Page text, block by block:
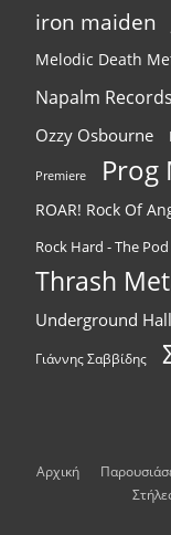
iron maiden
Melodic Death
Napalm Records
Ozzy Osbourne
Premiere Prog
ROAR! Rock Of
Rock Hard - The Pod
Thrash
Underground
Γιάννης Σαββίδης
Αρχική